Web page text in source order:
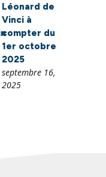
Léonard de
Vinci à
compter du
1er octobre
2025
septembre 16,
2025